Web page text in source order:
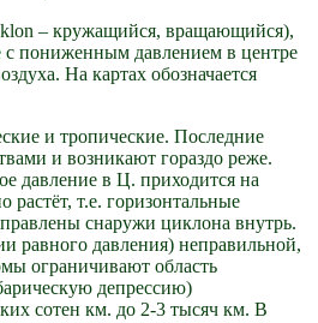
– кружащийся, вращающийся),
с пониженным давлением в центре
На картах обозначается
и тропические. Последние
и возникают гораздо реже.
давление в Ц. приходится на
т.е. горизонтальные
снаружи циклона внутрь.
равного давления) неправильной,
ограничивают область
депрессию)
сотен км. до 2-3 тысяч км. В